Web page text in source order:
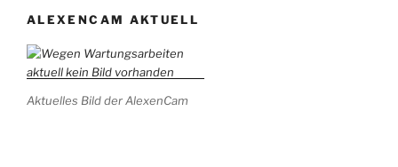
ALEXENCAM AKTUELL
Aktuelles Bild der AlexenCam